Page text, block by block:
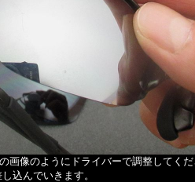
画像のようにドライバーで調整してくだ
込んでいきます。